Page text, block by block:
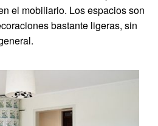
el mobiliario. Los espacios son
bastante ligeras, sin